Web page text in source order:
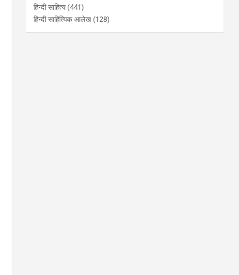
हिन्दी साहित्य(441)
हिन्दी साहित्यिक आलेख (128)